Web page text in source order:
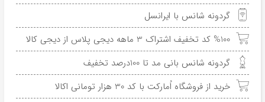
گردونه شانس با ایرانسل
%100 کد تخفیف اشتراک 3 ماهه دیجی پلاس از دیجی کالا
گردونه شانس بانی مد تا 100درصد تخفیف
خرید از فروشگاه اُمارکت با کد 30 هزار تومانی اکالا